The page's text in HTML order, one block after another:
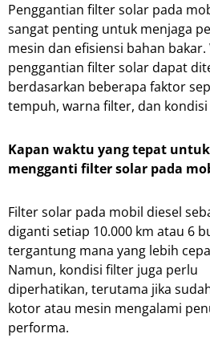
Penggantian filter solar pada
sangat penting untuk menjaga
mesin dan efisiensi bahan bakar.
penggantian filter solar dapat
berdasarkan beberapa faktor
tempuh, warna filter, dan kondisi
Kapan waktu yang tepat untuk
mengganti filter solar pada
Filter solar pada mobil diesel
diganti setiap 10.000 km atau 6
tergantung mana yang lebih
Namun, kondisi filter juga perlu
diperhatikan, terutama jika
kotor atau mesin mengalami
performa.